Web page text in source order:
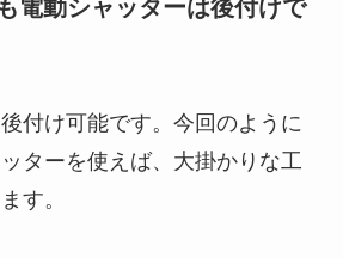
電動シャッターは後付けで
付け可能です。今回のように
ターを使えば、大掛かりな工
す。